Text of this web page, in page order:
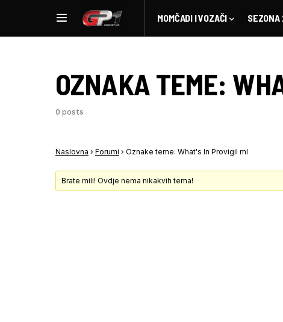
MOMČADI I VOZAČI
OZNAKA TEME:
0 posts
Naslovna › Forumi › Oznake teme: What's In Provigil ml
Brate mili! Ovdje nema nikakvih tema!